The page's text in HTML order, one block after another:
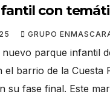
con
en la Cuesta
GRUPO
parque infantil
el barrio de la Cuesta
su fase final. Este